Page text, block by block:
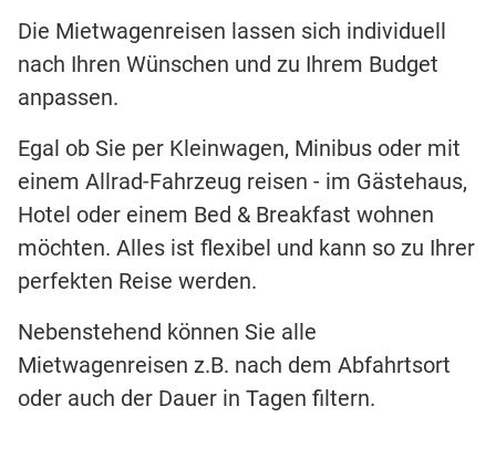
Die Mietwagenreisen lassen sich individuell
nach Ihren Wünschen und zu Ihrem Budget
anpassen.
Egal ob Sie per Kleinwagen, Minibus oder mit
einem Allrad-Fahrzeug reisen - im Gästehaus,
Hotel oder einem Bed & Breakfast wohnen
möchten. Alles ist flexibel und kann so zu Ihrer
perfekten Reise werden.
Nebenstehend können Sie alle
Mietwagenreisen z.B. nach dem Abfahrtsort
oder auch der Dauer in Tagen filtern.